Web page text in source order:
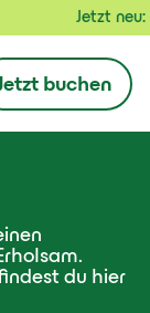
Jetzt neu:
buchen
du hier